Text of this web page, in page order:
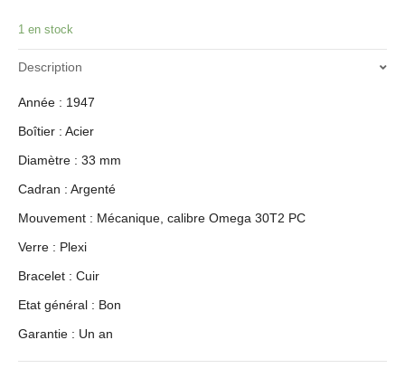
1 en stock
Description
Année : 1947
Boîtier : Acier
Diamètre : 33 mm
Cadran : Argenté
Mouvement : Mécanique, calibre Omega 30T2 PC
Verre : Plexi
Bracelet : Cuir
Etat général : Bon
Garantie : Un an